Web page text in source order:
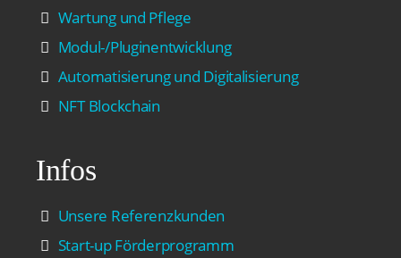
Wartung und Pflege
Modul-/Pluginentwicklung
Automatisierung und Digitalisierung
NFT Blockchain
Infos
Unsere Referenzkunden
Start-up Förderprogramm